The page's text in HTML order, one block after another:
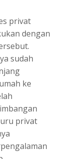
privat
dengan
sudah
ke
privat